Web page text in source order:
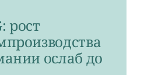
рост
ослаб до